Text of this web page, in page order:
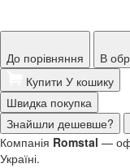
До порівняння
В
Купити У кошику
Швидка покупка
Знайшли дешевше?
Компанія Romstal —
Україні.